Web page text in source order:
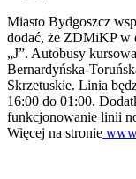
Miasto Bydgoszcz
dodać, że ZDMiKP w
„J”. Autobusy
Bernardyńska-
Skrzetuskie. Linia
16:00 do 01:00.
funkcjonowanie linii
Więcej na stronie